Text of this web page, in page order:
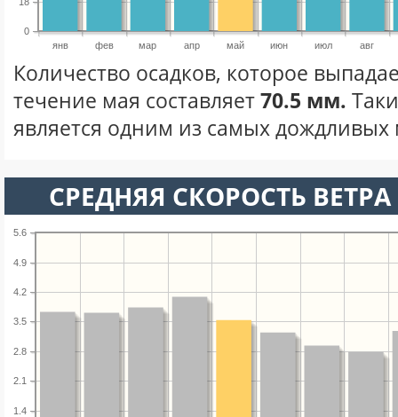
янв фев мар апр май июн июл авг
0
Количество осадков, которое
течение мая составляет70.5 мм.
является одним из самых дождливых
СРЕДНЯЯ СКОРОСТЬ
1.4
2.1
2.8
3.5
4.2
4.9
5.6